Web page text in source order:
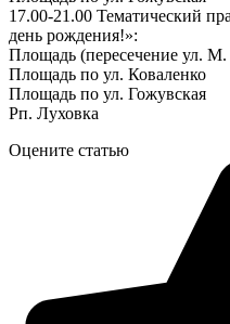
17.00-21.00 Тематический
день рождения!»:
Площадь (пересечение ул. М.
Площадь по ул. Коваленко
Площадь по ул. Гожувская
Рп. Луховка
Оцените статью